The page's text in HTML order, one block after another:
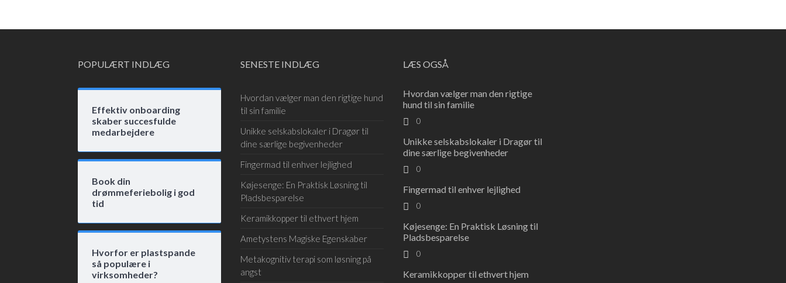
POPULÆRT INDLÆG
Effektiv onboarding
skaber succesfulde
medarbejdere
Book din
drømmeferiebolig i god
tid
Hvorfor er plastspande
så populære i
virksomheder?
SENESTE INDLÆG
Hvordan vælger man den rigtige hund
til sin familie
Unikke selskabslokaler i Dragør til
dine særlige begivenheder
Fingermad til enhver lejlighed
Køjesenge: En Praktisk Løsning til
Pladsbesparelse
Keramikkopper til ethvert hjem
Ametystens Magiske Egenskaber
Metakognitiv terapi som løsning på
angst
LÆS OGSÅ
Hvordan vælger man den rigtige
hund til sin familie
0
Unikke selskabslokaler i Dragør til
dine særlige begivenheder
0
Fingermad til enhver lejlighed
0
Køjesenge: En Praktisk Løsning til
Pladsbesparelse
0
Keramikkopper til ethvert hjem